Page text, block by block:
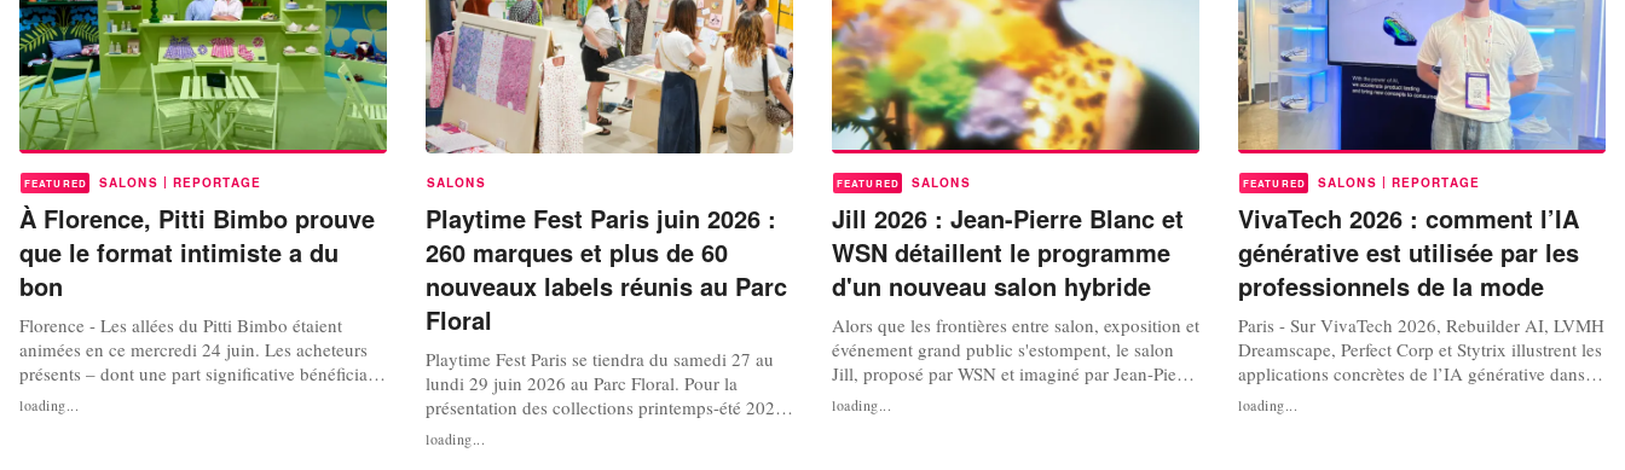
FEATURED SALONS | REPORTAGE
À Florence, Pitti Bimbo prouve
que le format intimiste a du
bon
Florence - Les allées du Pitti Bimbo étaient
animées en ce mercredi 24 juin. Les acheteurs
présents – dont une part significative bénéficiait
du programme d'invitation de l'organisation –
ont salué le dynamisme et l'atmosphère joyeuse
loading...
SALONS
Playtime Fest Paris juin 2026 :
260 marques et plus de 60
nouveaux labels réunis au Parc
Floral
Playtime Fest Paris se tiendra du samedi 27 au
lundi 29 juin 2026 au Parc Floral. Pour la
présentation des collections printemps-été 2027,
la thématique est inspirée de l'univers des
festivals de musique. L'édition de juin apparaît
loading...
FEATURED SALONS
Jill 2026 : Jean-Pierre Blanc et
WSN détaillent le programme
d'un nouveau salon hybride
Alors que les frontières entre salon, exposition et
événement grand public s'estompent, le salon
Jill, proposé par WSN et imaginé par Jean-Pierre
Blanc, mise sur un modèle transversal. Au-delà
de son offre mode et accessoires, le rendez-vous
loading...
FEATURED SALONS | REPORTAGE
VivaTech 2026 : comment l’IA
générative est utilisée par les
professionnels de la mode
Paris - Sur VivaTech 2026, Rebuilder AI, LVMH
Dreamscape, Perfect Corp et Stytrix illustrent les
applications concrètes de l’IA générative dans la
mode et la beauté, de la conception des produits
à l’expérience client. Lors de l’inauguration de
loading...